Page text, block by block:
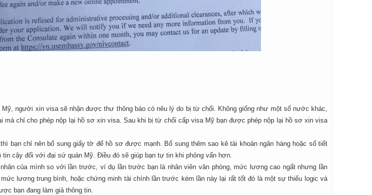
người xin visa sẽ nhận được thư thông báo có nêu lý do bị từ chối. Không giống như một số nước khác,
mà chỉ cho phép nộp lại hồ sơ xin visa. Sau khi bị từ chối cấp visa Mỹ bạn được phép nộp lại hồ sơ xin visa
bạn chỉ nên bổ sung giấy tờ để hồ sơ được mạnh. Bổ sung thêm sao kê tài khoản ngân hàng hoặc số tiết
cậy đối với đại sứ quán Mỹ. Điều đó sẽ giúp bạn tự tin khi phỏng vấn hơn.
của mình so với lần trước, ví dụ lần trước bạn là nhân viên văn phòng, mức lương cao ngất nhưng lần
lương trung bình, hoặc chứng minh tài chính lần trước kém lần này lại rất tốt đó là một sự thiếu logic và
bạn đang làm giả thông tin.